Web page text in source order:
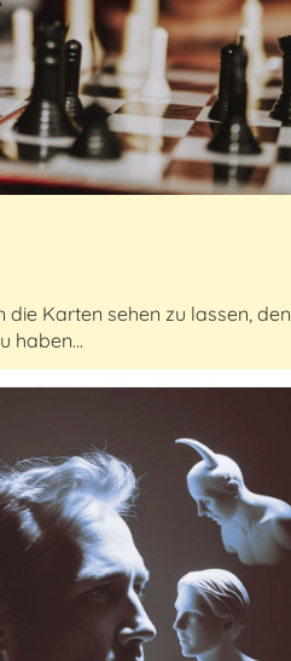
die Karten sehen zu lassen, den
haben...